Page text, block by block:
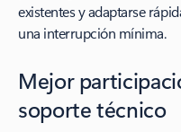
existentes y adaptarse
una interrupción mínima.
Mejor
soporte técnico